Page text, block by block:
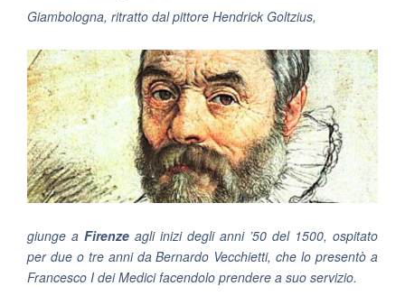
Giambologna, ritratto dal pittore Hendrick Goltzius,
giunge a Firenze agli inizi degli anni ’50 del 1500, ospitato
per due o tre anni da Bernardo Vecchietti, che lo presentò a
Francesco I dei Medici facendolo prendere a suo servizio.